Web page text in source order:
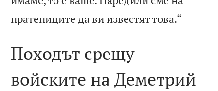
пратениците да ви известят това.“
Походът срещу
войските на Деметрий